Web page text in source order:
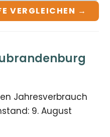
VERGLEICHEN →
Jahresverbrauch
9. August